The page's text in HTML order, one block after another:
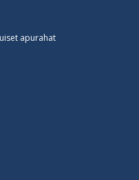
apurahat